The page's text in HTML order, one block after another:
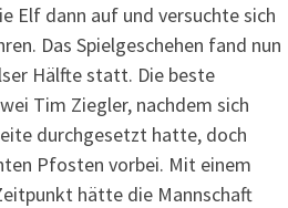
Elf dann auf und versuchte sich
Das Spielgeschehen fand nun
Hälfte statt. Die beste
Tim Ziegler, nachdem sich
durchgesetzt hatte, doch
Pfosten vorbei. Mit einem
hätte die Mannschaft